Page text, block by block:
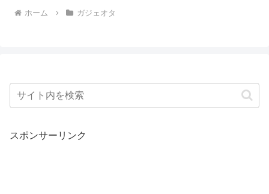
ホーム ガジェオタ
スポンサーリンク